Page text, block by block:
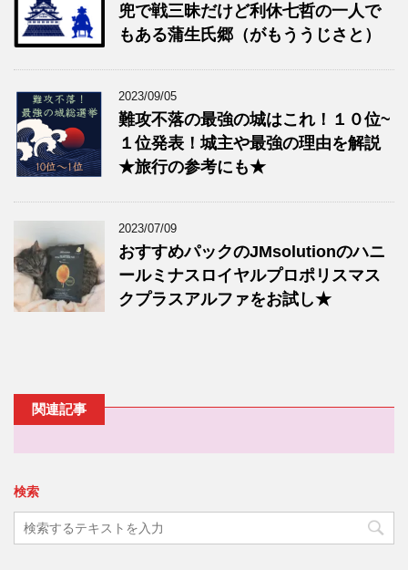
兜で戦三昧だけど利休七哲の一人で
もある蒲生氏郷（がもううじさと）
2023/09/05
難攻不落の最強の城はこれ！１０位~
１位発表！城主や最強の理由を解説
★旅行の参考にも★
2023/07/09
おすすめパックのJMsolutionのハニ
ールミナスロイヤルプロポリスマス
クプラスアルファをお試し★
関連記事
検索